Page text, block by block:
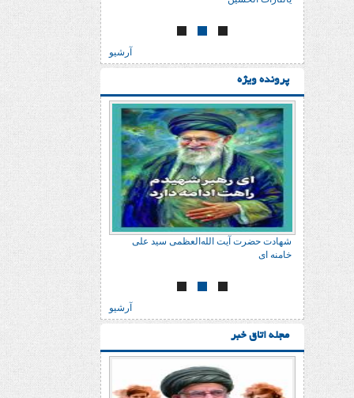
آرشیو
پرونده ویژه
شهادت حضرت آیت الله‌العظمی سید علی
خامنه ای
آرشیو
مجله اتاق خبر